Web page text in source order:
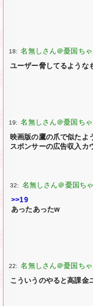
18:
ユーザー脅してるような
19:
映画版の鷹の爪で似たよ
スポンサーの広告収入カ
32:
>>19
あったあったw
22:
こういうのやると高課金